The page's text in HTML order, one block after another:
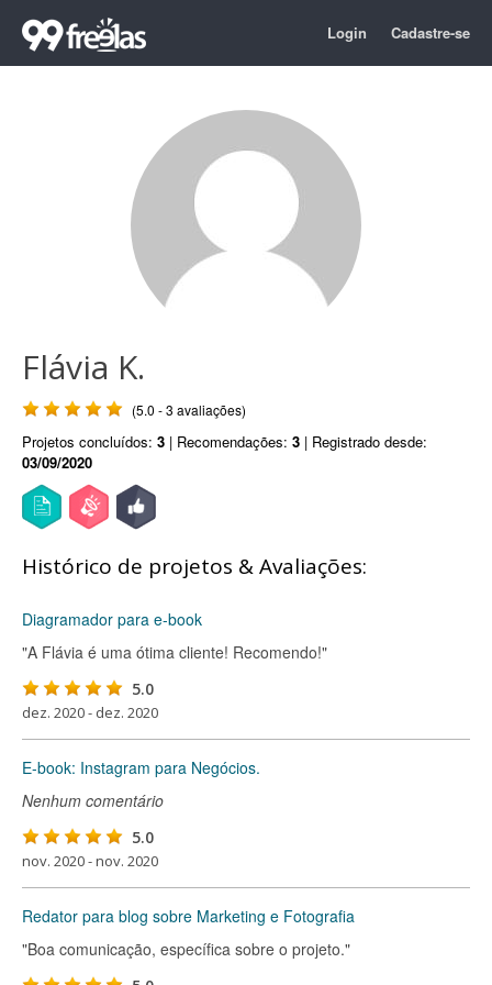
Login Cadastre-se
Flávia K.
(5.0 - 3 avaliações)
Projetos concluídos: 3 | Recomendações: 3 | Registrado desde:
03/09/2020
Histórico de projetos & Avaliações:
Diagramador para e-book
"A Flávia é uma ótima cliente! Recomendo!"
5.0
dez. 2020 - dez. 2020
E-book: Instagram para Negócios.
Nenhum comentário
5.0
nov. 2020 - nov. 2020
Redator para blog sobre Marketing e Fotografia
"Boa comunicação, específica sobre o projeto."